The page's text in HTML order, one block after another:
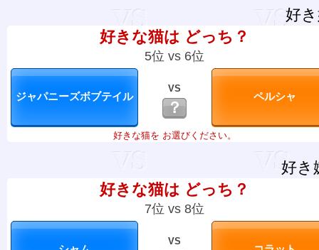
好
好きな猫は どっち？
5位 vs 6位
VS
？
好きな猫を お選びください。
好き
好きな猫は どっち？
7位 vs 8位
VS